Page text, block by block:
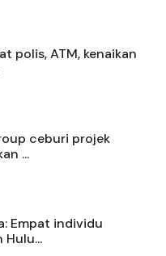
polis, ATM, kenaikan
ceburi projek
...
Empat individu
Hulu...